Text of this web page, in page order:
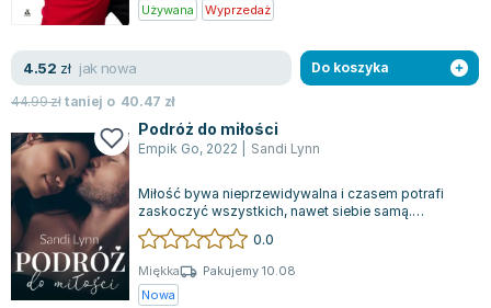
Używana
Wyprzedaż
4.52 zł jak nowa
44.99złtaniej o 40.47 zł
Do koszyka
Podróż do miłości
Empik Go, 2022 Sandi Lynn
Miłość bywa nieprzewidywalna i czasem potrafi
zaskoczyć wszystkich, nawet siebie samą.
Emerson James, pełna życia i mająca w sobie...
0.0
Miękka
Pakujemy 10.08
Nowa